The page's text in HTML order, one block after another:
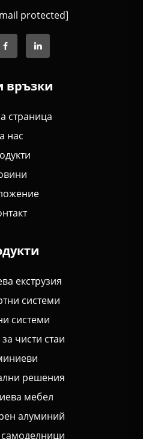
protected]
връзки
страница
нас
екструзия
системи
системи
чисти стаи
решения
мебел
алуминий